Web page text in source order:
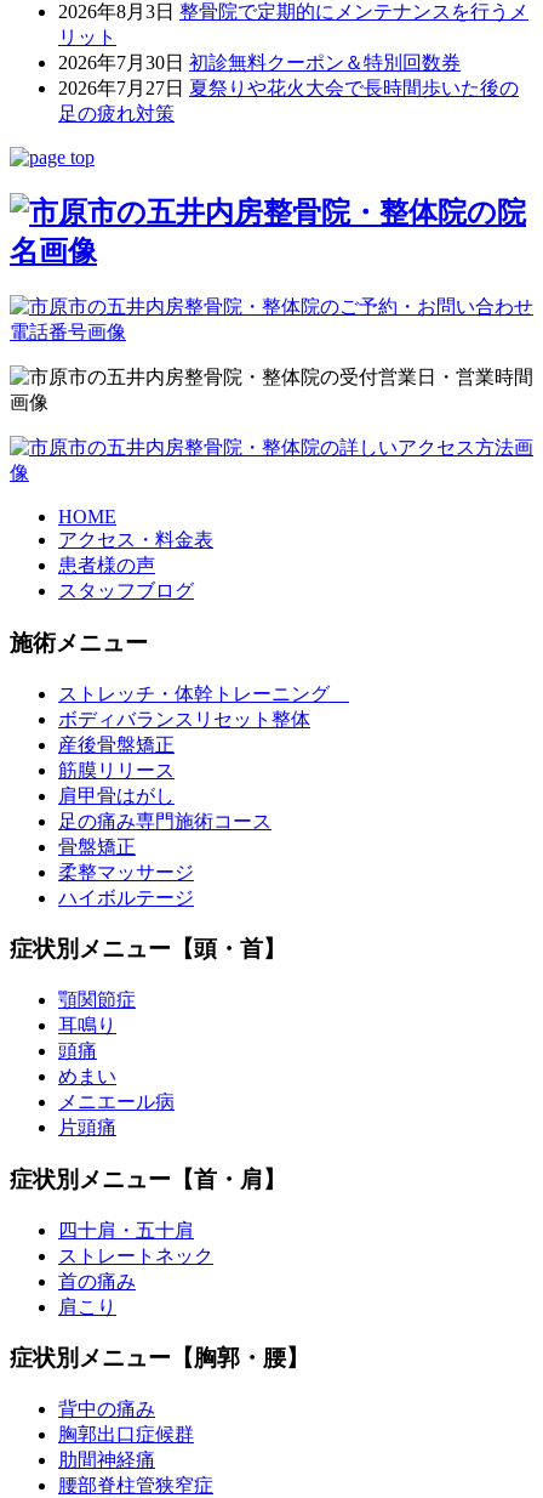
2026年8月3日 整骨院で定期的にメンテナンスを行うメ
リット
2026年7月30日 初診無料クーポン＆特別回数券
2026年7月27日 夏祭りや花火大会で長時間歩いた後の
足の疲れ対策
HOME
アクセス・料金表
患者様の声
スタッフブログ
施術メニュー
ストレッチ・体幹トレーニング
ボディバランスリセット整体
産後骨盤矯正
筋膜リリース
肩甲骨はがし
足の痛み専門施術コース
骨盤矯正
柔整マッサージ
ハイボルテージ
症状別メニュー【頭・首】
顎関節症
耳鳴り
頭痛
めまい
メニエール病
片頭痛
症状別メニュー【首・肩】
四十肩・五十肩
ストレートネック
首の痛み
肩こり
症状別メニュー【胸郭・腰】
背中の痛み
胸郭出口症候群
肋間神経痛
腰部脊柱管狭窄症